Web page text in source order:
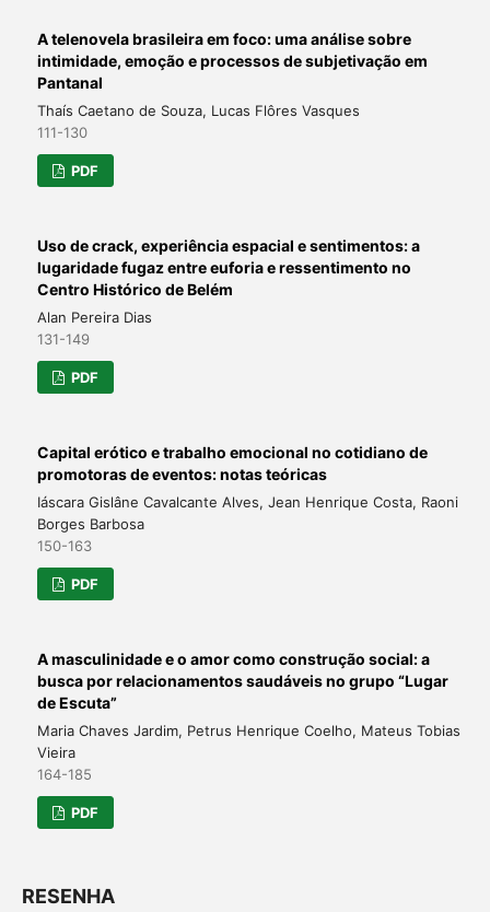
A telenovela brasileira em foco: uma análise sobre
intimidade, emoção e processos de subjetivação em
Pantanal
Thaís Caetano de Souza, Lucas Flôres Vasques
111-130
PDF
Uso de crack, experiência espacial e sentimentos: a
lugaridade fugaz entre euforia e ressentimento no
Centro Histórico de Belém
Alan Pereira Dias
131-149
PDF
Capital erótico e trabalho emocional no cotidiano de
promotoras de eventos: notas teóricas
Iáscara Gislâne Cavalcante Alves, Jean Henrique Costa, Raoni
Borges Barbosa
150-163
PDF
A masculinidade e o amor como construção social: a
busca por relacionamentos saudáveis no grupo “Lugar
de Escuta”
Maria Chaves Jardim, Petrus Henrique Coelho, Mateus Tobias
Vieira
164-185
PDF
RESENHA